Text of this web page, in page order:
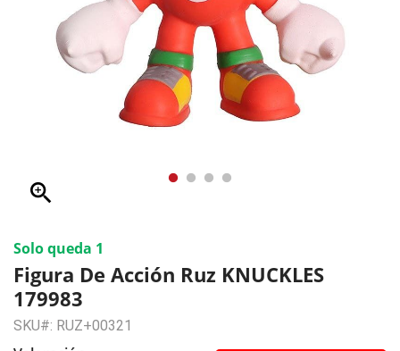
zoom_in
Solo queda 1
Figura De Acción Ruz KNUCKLES
179983
SKU#: RUZ+00321